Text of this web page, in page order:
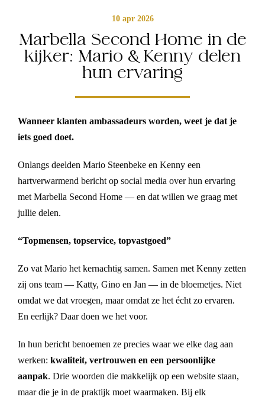
10 apr 2026
Marbella Second Home in de
kijker: Mario & Kenny delen
hun ervaring
Wanneer klanten ambassadeurs worden, weet je dat je
iets goed doet.
Onlangs deelden Mario Steenbeke en Kenny een
hartverwarmend bericht op social media over hun ervaring
met Marbella Second Home — en dat willen we graag met
jullie delen.
“Topmensen, topservice, topvastgoed”
Zo vat Mario het kernachtig samen. Samen met Kenny zetten
zij ons team — Katty, Gino en Jan — in de bloemetjes. Niet
omdat we dat vroegen, maar omdat ze het écht zo ervaren.
En eerlijk? Daar doen we het voor.
In hun bericht benoemen ze precies waar we elke dag aan
werken: kwaliteit, vertrouwen en een persoonlijke
aanpak. Drie woorden die makkelijk op een website staan,
maar die je in de praktijk moet waarmaken. Bij elk